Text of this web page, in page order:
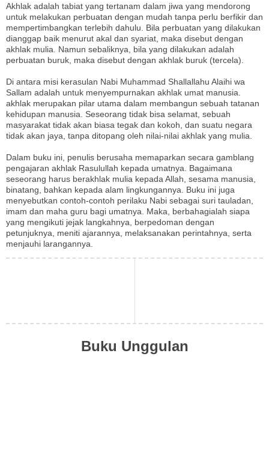
Akhlak adalah tabiat yang tertanam dalam jiwa yang mendorong
untuk melakukan perbuatan dengan mudah tanpa perlu berfikir dan
mempertimbangkan terlebih dahulu. Bila perbuatan yang dilakukan
dianggap baik menurut akal dan syariat, maka disebut dengan
akhlak mulia. Namun sebaliknya, bila yang dilakukan adalah
perbuatan buruk, maka disebut dengan akhlak buruk (tercela).
Di antara misi kerasulan Nabi Muhammad Shallallahu Alaihi wa
Sallam adalah untuk menyempurnakan akhlak umat manusia.
akhlak merupakan pilar utama dalam membangun sebuah tatanan
kehidupan manusia. Seseorang tidak bisa selamat, sebuah
masyarakat tidak akan biasa tegak dan kokoh, dan suatu negara
tidak akan jaya, tanpa ditopang oleh nilai-nilai akhlak yang mulia.
Dalam buku ini, penulis berusaha memaparkan secara gamblang
pengajaran akhlak Rasulullah kepada umatnya. Bagaimana
seseorang harus berakhlak mulia kepada Allah, sesama manusia,
binatang, bahkan kepada alam lingkungannya. Buku ini juga
menyebutkan contoh-contoh perilaku Nabi sebagai suri tauladan,
imam dan maha guru bagi umatnya. Maka, berbahagialah siapa
yang mengikuti jejak langkahnya, berpedoman dengan
petunjuknya, meniti ajarannya, melaksanakan perintahnya, serta
menjauhi larangannya.
Buku Unggulan